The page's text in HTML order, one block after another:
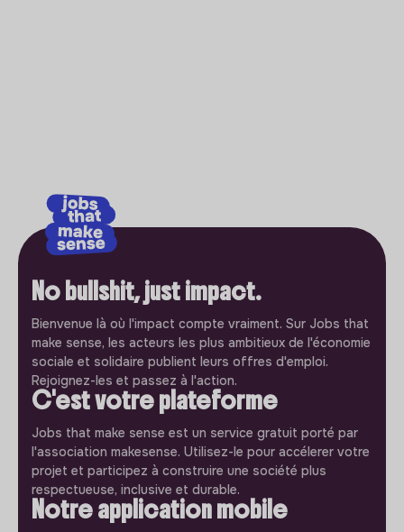
No bullshit, just impact.
Bienvenue là où l'impact compte vraiment. Sur Jobs that
make sense, les acteurs les plus ambitieux de l'économie
sociale et solidaire publient leurs offres d'emploi.
Rejoignez-les et passez à l'action.
C'est votre plateforme
Jobs that make sense est un service gratuit porté par
l'association makesense. Utilisez-le pour accélerer votre
projet et participez à construire une société plus
respectueuse, inclusive et durable.
Notre application mobile